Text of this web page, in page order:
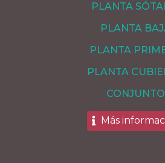
PLANTA
PLANTA
PLANTA
PLANTA
CONJUNTO
Más